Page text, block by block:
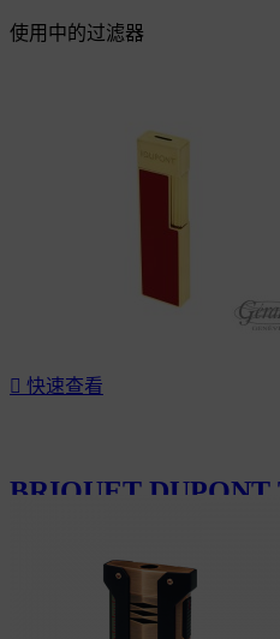
使用中的过滤器
 快速查看
BRIQUET DUPONT